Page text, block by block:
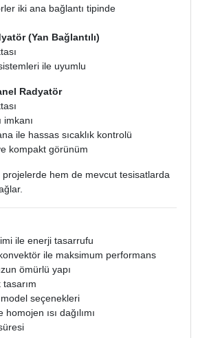
iki ana bağlantı tipinde
(Yan Bağlantılı)
ile uyumlu
Radyatör
imkanı
ile hassas sıcaklık kontrolü
kompakt görünüm
hem de mevcut tesisatlarda
ile enerji tasarrufu
ile maksimum performans
ömürlü yapı
tasarım
seçenekleri
homojen ısı dağılımı